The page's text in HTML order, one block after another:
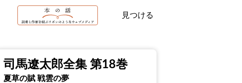
見つける
司馬遼太郎全集 第18巻
夏草の賦 戦雲の夢